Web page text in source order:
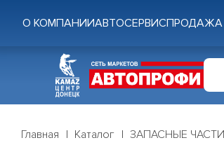
О КОМПАНИИАВТОСЕРВИСПРОДАЖА
Главная Каталог ЗАПАСНЫЕ ЧАСТИ